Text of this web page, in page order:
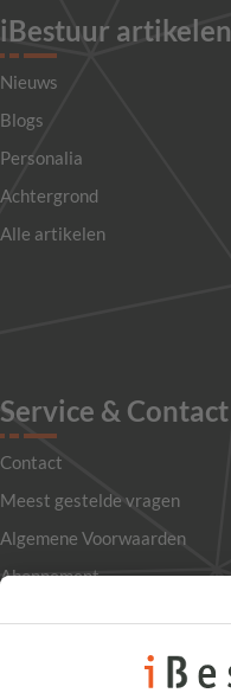
iBestuur artikelen
Nieuws
Blogs
Personalia
Achtergrond
Alle artikelen
Service & Contact
Contact
Meest gestelde vragen
Algemene Voorwaarden
Abonnement